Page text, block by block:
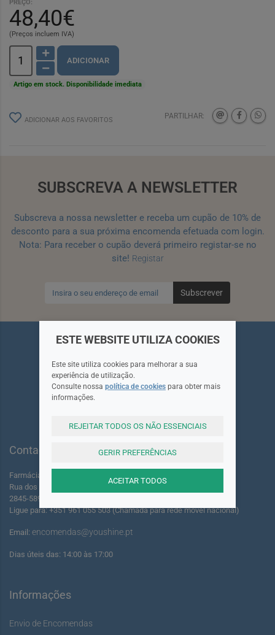
PREÇO:
48,40€
(Preços incluem IVA)
ADICIONAR
Artigo em stock. Disponibilidade imediata
ADICIONAR AOS FAVORITOS PARTILHAR:
SUBSCREVA A NEWSLETTER
Subscreva a nossa newsletter e receba um cupão de 10% de
desconto para a sua próxima encomenda efetuada com login.
Nota: Para receber o cupão deverá primeiro registar-se no
site! Registar
Subscrever
Siga-nos
Contactos
Farmácia dos Foros de Amora Lda.
Rua dos Foros Amora 220 A-B
2845-589 Seixal - Portugal
Ligue para: +351 961 055 503 (Chamada para rede móvel nacional)
Email: encomendas@youshine.pt
Dias úteis das: 14:00 às 17:00
Informações
Envio de Encomendas
ESTE WEBSITE UTILIZA COOKIES
Este site utiliza cookies para melhorar a sua
experiência de utilização.
Consulte nossa política de cookies para obter mais
informações.
REJEITAR TODOS OS NÃO ESSENCIAIS
GERIR PREFERÊNCIAS
ACEITAR TODOS